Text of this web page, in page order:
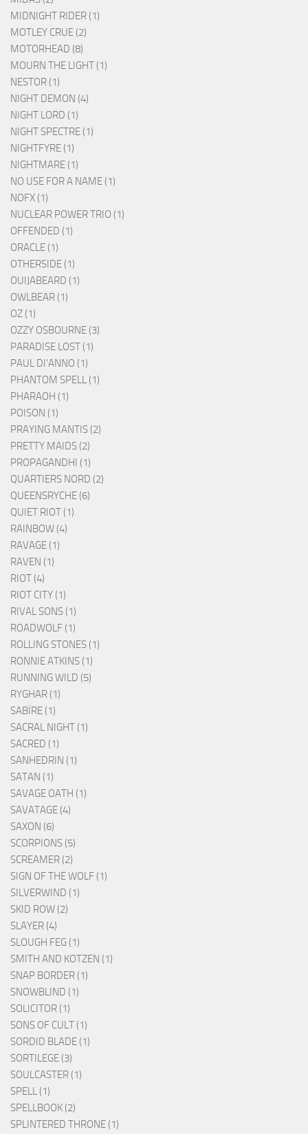
MIDNIGHT RIDER (1)
MOTLEY CRUE (2)
MOTORHEAD (8)
MOURN THE LIGHT (1)
NESTOR (1)
NIGHT DEMON (4)
NIGHT LORD (1)
NIGHT SPECTRE (1)
NIGHTFYRE (1)
NIGHTMARE (1)
NO USE FOR A NAME (1)
NOFX (1)
NUCLEAR POWER TRIO (1)
OFFENDED (1)
ORACLE (1)
OTHERSIDE (1)
OUIJABEARD (1)
OWLBEAR (1)
OZ (1)
OZZY OSBOURNE (3)
PARADISE LOST (1)
PAUL DI'ANNO (1)
PHANTOM SPELL (1)
PHARAOH (1)
POISON (1)
PRAYING MANTIS (2)
PRETTY MAIDS (2)
PROPAGANDHI (1)
QUARTIERS NORD (2)
QUEENSRYCHE (6)
QUIET RIOT (1)
RAINBOW (4)
RAVAGE (1)
RAVEN (1)
RIOT (4)
RIOT CITY (1)
RIVAL SONS (1)
ROADWOLF (1)
ROLLING STONES (1)
RONNIE ATKINS (1)
RUNNING WILD (5)
RYGHAR (1)
SABÏRE (1)
SACRAL NIGHT (1)
SACRED (1)
SANHEDRIN (1)
SATAN (1)
SAVAGE OATH (1)
SAVATAGE (4)
SAXON (6)
SCORPIONS (5)
SCREAMER (2)
SIGN OF THE WOLF (1)
SILVERWIND (1)
SKID ROW (2)
SLAYER (4)
SLOUGH FEG (1)
SMITH AND KOTZEN (1)
SNAP BORDER (1)
SNOWBLIND (1)
SOLICITOR (1)
SONS OF CULT (1)
SORDID BLADE (1)
SORTILEGE (3)
SOULCASTER (1)
SPELL (1)
SPELLBOOK (2)
SPLINTERED THRONE (1)